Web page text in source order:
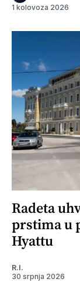
1 kolovoza 2026
Radeta
prstima u
Hyattu
R.I.
30 srpnja 2026